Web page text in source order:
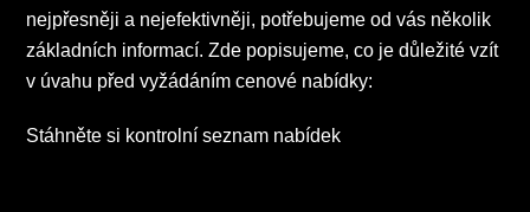
nejpřesněji a nejefektivněji, potřebujeme od vás několik
základních informací. Zde popisujeme, co je důležité vzít
v úvahu před vyžádáním cenové nabídky:
Stáhněte si kontrolní seznam nabídek